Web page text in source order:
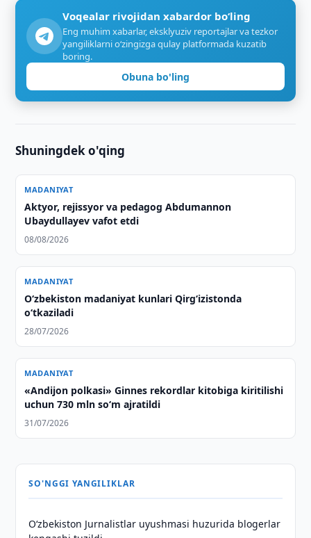
Voqealar rivojidan xabardor bo‘ling
Eng muhim xabarlar, eksklyuziv reportajlar va tezkor
yangiliklarni o‘zingizga qulay platformada kuzatib
boring.
Obuna bo'ling
Shuningdek o'qing
MADANIYAT
Aktyor, rejissyor va pedagog Abdumannon
Ubaydullayev vafot etdi
08/08/2026
MADANIYAT
O‘zbekiston madaniyat kunlari Qirg‘izistonda
o‘tkaziladi
28/07/2026
MADANIYAT
«Andijon polkasi» Ginnes rekordlar kitobiga kiritilishi
uchun 730 mln so‘m ajratildi
31/07/2026
SO'NGGI YANGILIKLAR
O‘zbekiston Jurnalistlar uyushmasi huzurida blogerlar